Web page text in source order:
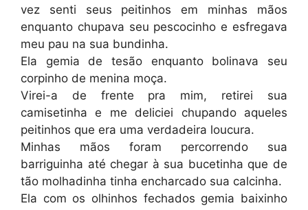
vez senti seus peitinhos em minhas mãos
enquanto chupava seu pescocinho e esfregava
meu pau na sua bundinha.
Ela gemia de tesão enquanto bolinava seu
corpinho de menina moça.
Virei-a de frente pra mim, retirei sua
camisetinha e me deliciei chupando aqueles
peitinhos que era uma verdadeira loucura.
Minhas mãos foram percorrendo sua
barriguinha até chegar à sua bucetinha que de
tão molhadinha tinha encharcado sua calcinha.
Ela com os olhinhos fechados gemia baixinho